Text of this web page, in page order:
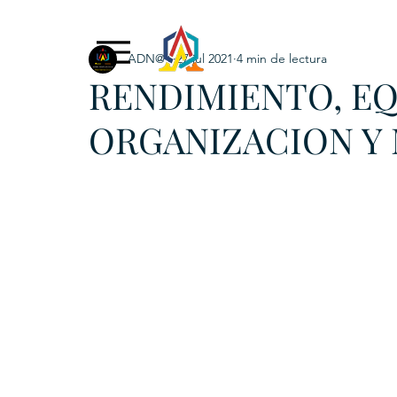
6.
Exclusive Content ADNPL IGRP LATAM2021
RENDIMIENTO,
ORGANIZACION Y
ADN@+ 27 jul 2021 4 min de lectura